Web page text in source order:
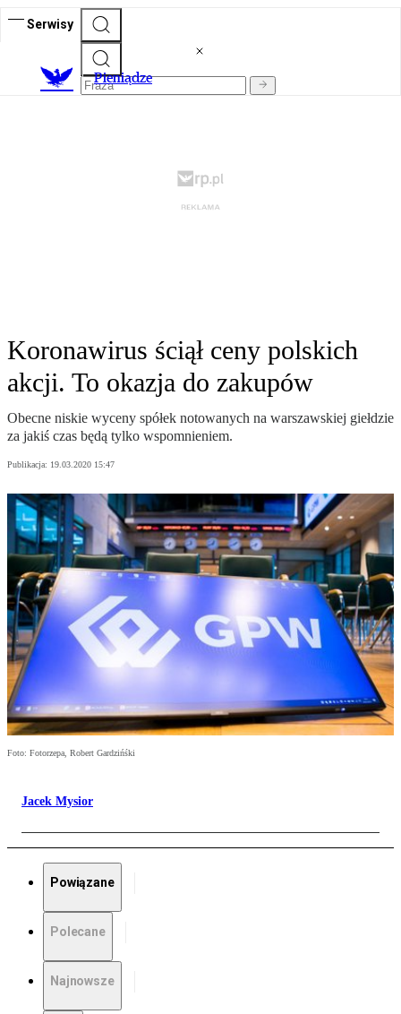
Serwisy
Pieniądze
Koronawirus ściął ceny polskich
akcji. To okazja do zakupów
Obecne niskie wyceny spółek notowanych na warszawskiej giełdzie
za jakiś czas będą tylko wspomnieniem.
Publikacja: 19.03.2020 15:47
Foto: Fotorzepa, Robert Gardzińśki
Jacek Mysior
Powiązane
Polecane
Najnowsze